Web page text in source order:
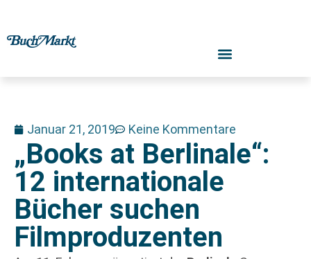
Januar 21, 2019 Keine Kommentare
„Books at Berlinale“:
12 internationale
Bücher suchen
Filmproduzenten